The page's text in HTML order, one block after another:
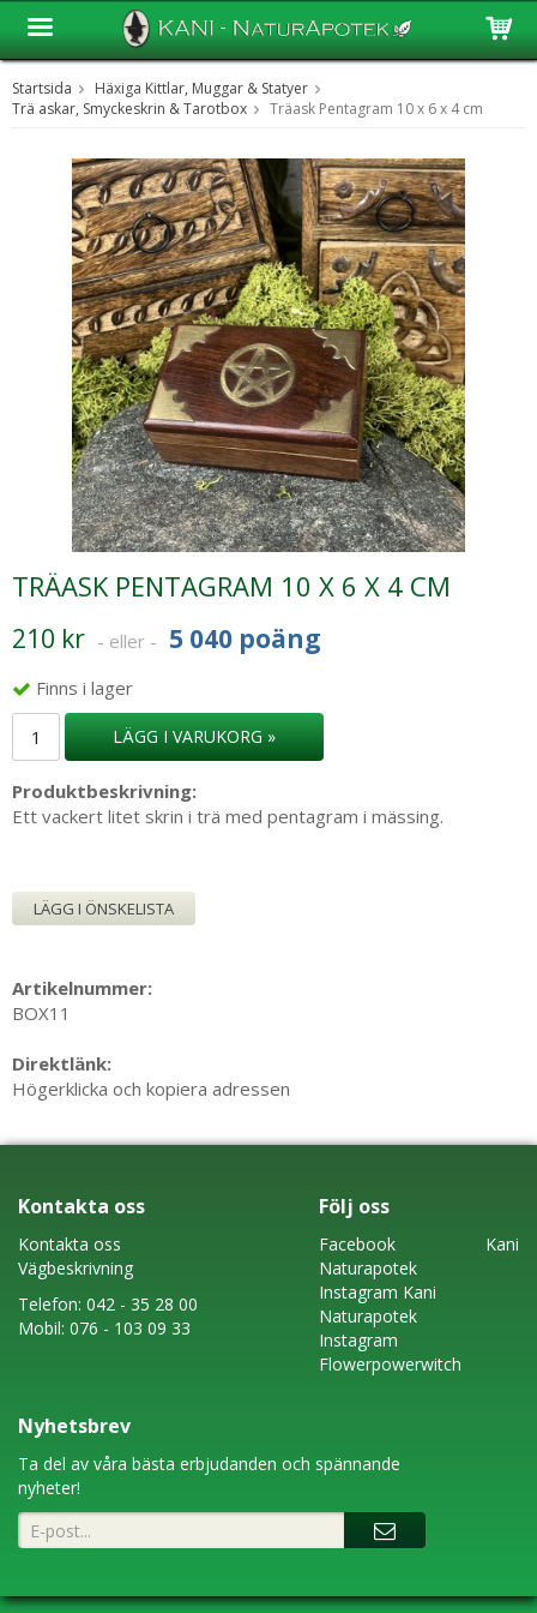
Produkten har blivit tillagd i varukorgen
Startsida
Häxiga Kittlar, Muggar & Statyer
Trä askar, Smyckeskrin & Tarotbox
Träask Pentagram 10 x 6 x 4 cm
TRÄASK PENTAGRAM 10 X 6 X 4 CM
210 kr - eller - 5 040 poäng
Finns i lager
LÄGG I VARUKORG »
Produktbeskrivning:
Ett vackert litet skrin i trä med pentagram i mässing.
LÄGG I ÖNSKELISTA
Artikelnummer:
BOX11
Direktlänk:
Högerklicka och kopiera adressen
Kontakta oss
Kontakta oss
Vägbeskrivning
Telefon: 042 - 35 28 00
Mobil: 076 - 103 09 33
Följ oss
FacebookKani
Naturapotek
Instagram Kani
Naturapotek
Instagram
Flowerpowerwitch
Nyhetsbrev
Ta del av våra bästa erbjudanden och spännande
nyheter!